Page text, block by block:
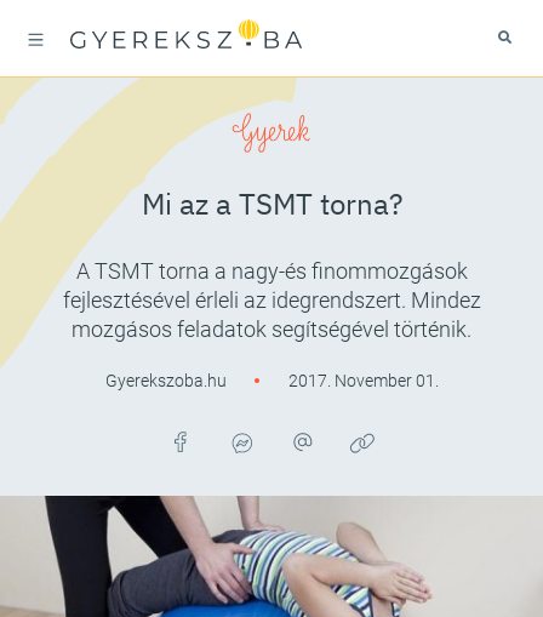
Gyerek
Mi az a TSMT torna?
A TSMT torna a nagy-és finommozgások
fejlesztésével érleli az idegrendszert. Mindez
mozgásos feladatok segítségével történik.
Gyerekszoba.hu 2017. November 01.